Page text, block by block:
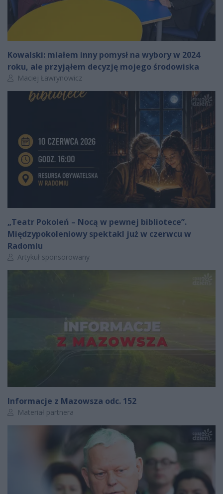
Kowalski: miałem inny pomysł na wybory w 2024
roku, ale przyjąłem decyzję mojego środowiska
Autor artykułu:
Maciej Ławrynowicz
„Teatr Pokoleń – Nocą w pewnej bibliotece”.
Międzypokoleniowy spektakl już w czerwcu w
Radomiu
Autor artykułu:
Artykuł sponsorowany
Informacje z Mazowsza odc. 152
Autor artykułu:
Materiał partnera